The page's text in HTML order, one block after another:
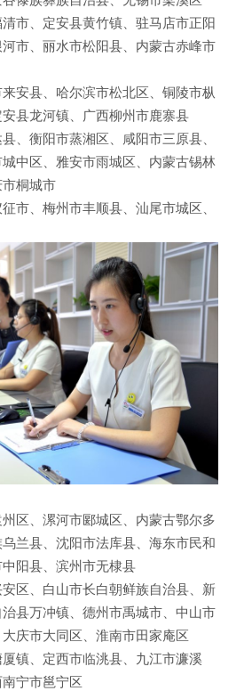
市、定安县黄竹镇、驻马店市正阳
市、丽水市松阳县、内蒙古赤峰市
安县、哈尔滨市松北区、铜陵市枞
县龙河镇、广西柳州市鹿寨县
、衡阳市蒸湘区、咸阳市三原县、
中区、雅安市雨城区、内蒙古锡林
桐城市
市、梅州市丰顺县、汕尾市城区、
区、漯河市郾城区、内蒙古鄂尔多
兰县、沈阳市法库县、海东市民和
阳县、滨州市无棣县
区、白山市长白朝鲜族自治县、新
县万冲镇、德州市禹城市、中山市
庆市大同区、淮南市田家庵区
镇、定西市临洮县、九江市濂溪
宁市邕宁区